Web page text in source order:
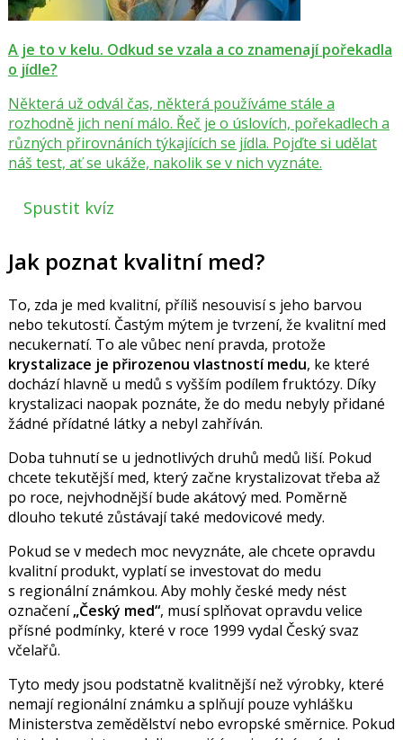
A je to v kelu. Odkud se vzala a co znamenají pořekadla
o jídle?
Některá už odvál čas, některá používáme stále a
rozhodně jich není málo. Řeč je o úslovích, pořekadlech a
různých přirovnáních týkajících se jídla. Pojďte si udělat
náš test, ať se ukáže, nakolik se v nich vyznáte.
Spustit kvíz
Jak poznat kvalitní med?
To, zda je med kvalitní, příliš nesouvisí s jeho barvou
nebo tekutostí. Častým mýtem je tvrzení, že kvalitní med
necukernatí. To ale vůbec není pravda, protože
krystalizace je přirozenou vlastností medu, ke které
dochází hlavně u medů s vyšším podílem fruktózy. Díky
krystalizaci naopak poznáte, že do medu nebyly přidané
žádné přídatné látky a nebyl zahříván.
Doba tuhnutí se u jednotlivých druhů medů liší. Pokud
chcete tekutější med, který začne krystalizovat třeba až
po roce, nejvhodnější bude akátový med. Poměrně
dlouho tekuté zůstávají také medovicové medy.
Pokud se v medech moc nevyznáte, ale chcete opravdu
kvalitní produkt, vyplatí se investovat do medu
s regionální známkou. Aby mohly české medy nést
označení„Český med“, musí splňovat opravdu velice
přísné podmínky, které v roce 1999 vydal Český svaz
včelařů.
Tyto medy jsou podstatně kvalitnější než výrobky, které
nemají regionální známku a splňují pouze vyhlášku
Ministerstva zemědělství nebo evropské směrnice. Pokud